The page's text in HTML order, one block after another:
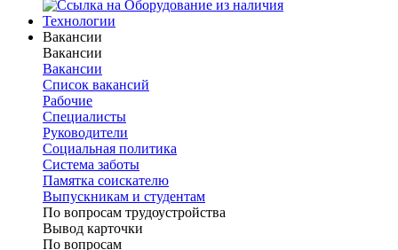
Технологии
Вакансии
Вакансии
Вакансии
Список вакансий
Рабочие
Специалисты
Руководители
Cоциальная политика
Система заботы
Памятка соискателю
Выпускникам и студентам
По вопросам трудоустройства
Вывод карточки
По вопросам